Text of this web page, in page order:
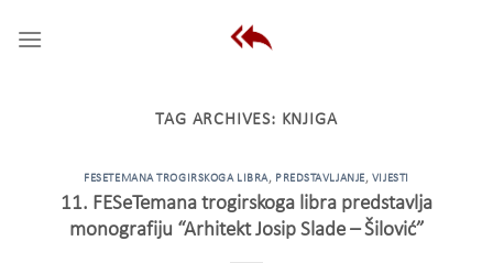
TAG ARCHIVES: KNJIGA
FESETEMANA TROGIRSKOGA LIBRA, PREDSTAVLJANJE, VIJESTI
11. FESeTemana trogirskoga libra predstavlja
monografiju “Arhitekt Josip Slade – Šilović”